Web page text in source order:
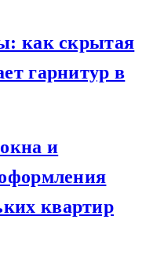
как скрытая
гарнитур в
и
квартир